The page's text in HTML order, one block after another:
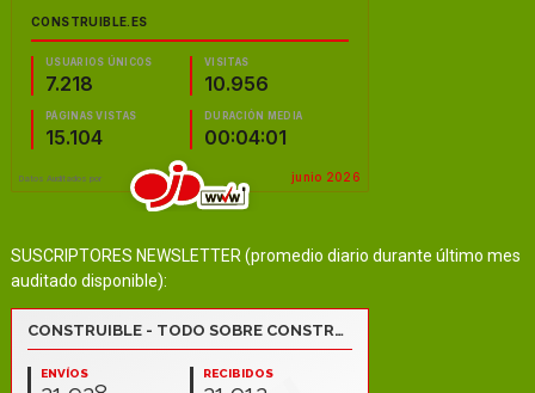
SUSCRIPTORES NEWSLETTER (promedio diario durante último mes
auditado disponible):